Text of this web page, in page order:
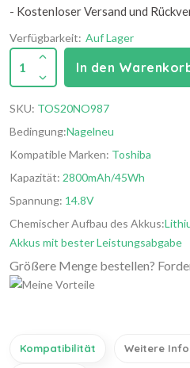
- Kostenloser Versand und
Verfügbarkeit: Auf Lager
1 In den
SKU: TOS20NO987
Bedingung:Nagelneu
Kompatible Marken: Toshiba
Kapazität: 2800mAh/45Wh
Spannung: 14.8V
Chemischer Aufbau des Akkus:
Akkus mit bester Leistungsabgabe
Größere Menge bestellen?
Kompatibilität Weitere